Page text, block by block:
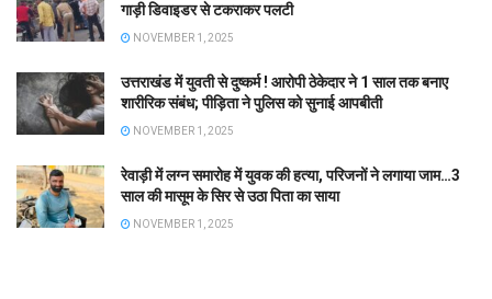
गाड़ी डिवाइडर से टकराकर पलटी
NOVEMBER 1, 2025
उत्तराखंड में युवती से दुष्कर्म ! आरोपी ठेकेदार ने 1 साल तक बनाए
शारीरिक संबंध; पीड़िता ने पुलिस को सुनाई आपबीती
NOVEMBER 1, 2025
रेवाड़ी में लग्न समारोह में युवक की हत्या, परिजनों ने लगाया जाम…3
साल की मासूम के सिर से उठा पिता का साया
NOVEMBER 1, 2025